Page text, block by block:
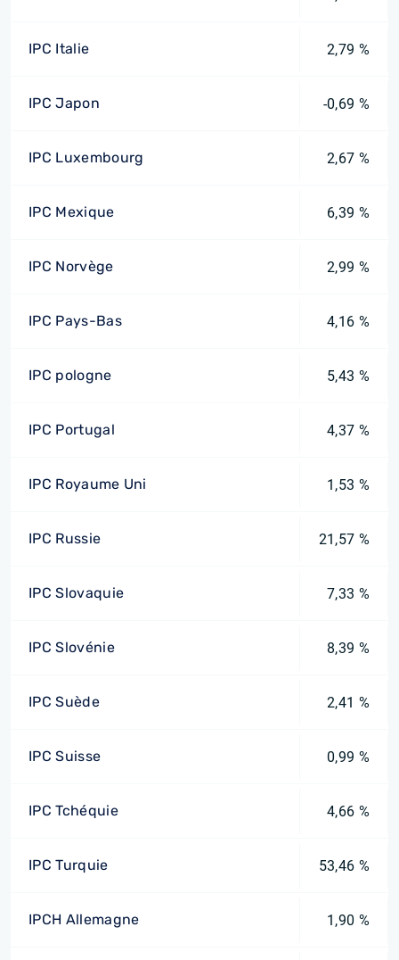
IPC Italie 2,79 %
IPC Japon -0,69 %
IPC Luxembourg 2,67 %
IPC Mexique 6,39 %
IPC Norvège 2,99 %
IPC Pays-Bas 4,16 %
IPC pologne 5,43 %
IPC Portugal 4,37 %
IPC Royaume Uni 1,53 %
IPC Russie 21,57 %
IPC Slovaquie 7,33 %
IPC Slovénie 8,39 %
IPC Suède 2,41 %
IPC Suisse 0,99 %
IPC Tchéquie 4,66 %
IPC Turquie 53,46 %
IPCH Allemagne 1,90 %